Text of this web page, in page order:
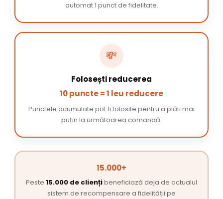
automat 1 punct de fidelitate.
💸
Folosești reducerea
10 puncte = 1 leu reducere
Punctele acumulate pot fi folosite pentru a plăti mai
puțin la următoarea comandă.
15.000+
Peste 15.000 de cliențibeneficiază deja de actualul
sistem de recompensare a fidelității pe